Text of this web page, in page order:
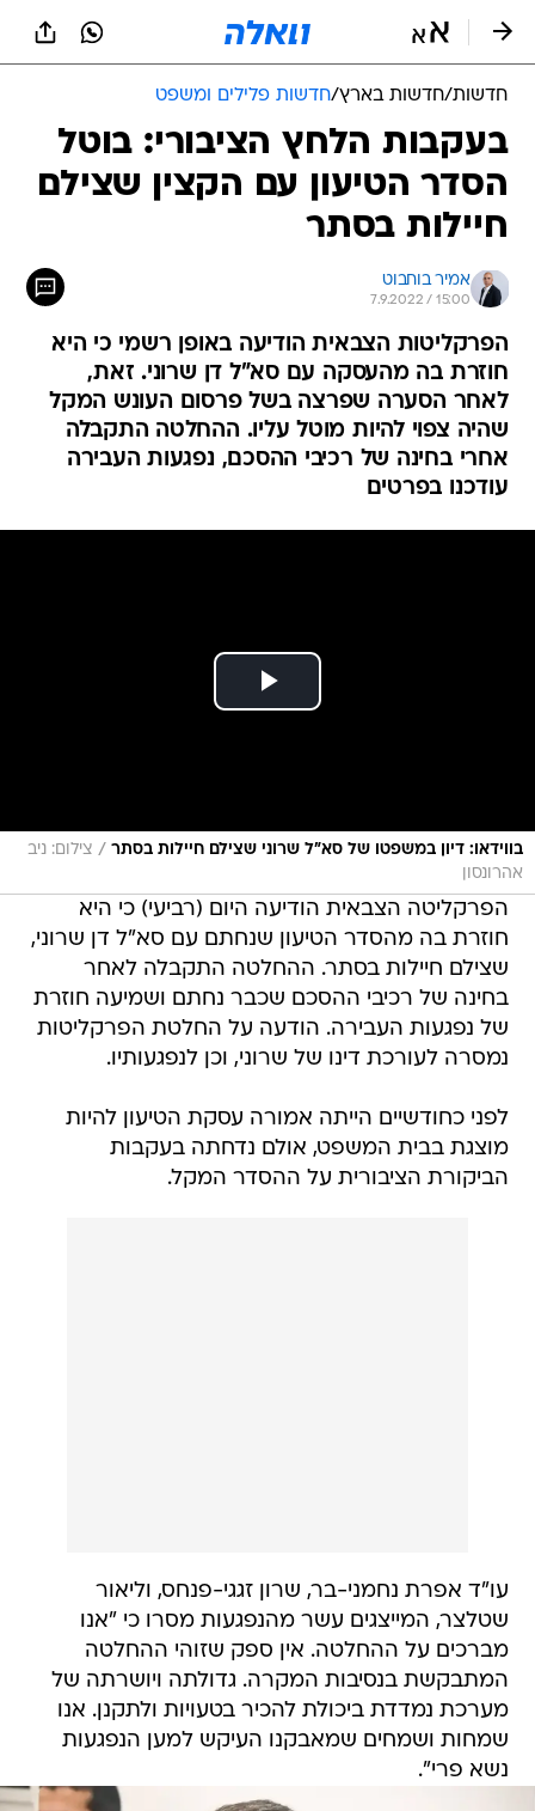
חדשות/חדשות בארץ/חדשות פלילים ומשפט
בעקבות הלחץ הציבורי: בוטל
הסדר הטיעון עם הקצין שצילם
חיילות בסתר
אמיר בוחבוט
7.9.2022 / 15:00
הפרקליטות הצבאית הודיעה באופן רשמי כי היא
חוזרת בה מהעסקה עם סא"ל דן שרוני. זאת,
לאחר הסערה שפרצה בשל פרסום העונש המקל
שהיה צפוי להיות מוטל עליו. ההחלטה התקבלה
אחרי בחינה של רכיבי ההסכם, נפגעות העבירה
עודכנו בפרטים
בווידאו: דיון במשפטו של סא"ל שרוני שצילם חיילות בסתר / צילום: ניב
אהרונסון
הפרקליטה הצבאית הודיעה היום (רביעי) כי היא
חוזרת בה מהסדר הטיעון שנחתם עם סא"ל דן שרוני,
שצילם חיילות בסתר. ההחלטה התקבלה לאחר
בחינה של רכיבי ההסכם שכבר נחתם ושמיעה חוזרת
של נפגעות העבירה. הודעה על החלטת הפרקליטות
נמסרה לעורכת דינו של שרוני, וכן לנפגעותיו.
לפני כחודשיים הייתה אמורה עסקת הטיעון להיות
מוצגת בבית המשפט, אולם נדחתה בעקבות
הביקורת הציבורית על ההסדר המקל.
עו"ד אפרת נחמני-בר, שרון זגגי-פנחס, וליאור
שטלצר, המייצגים עשר מהנפגעות מסרו כי "אנו
מברכים על ההחלטה. אין ספק שזוהי ההחלטה
המתבקשת בנסיבות המקרה. גדולתה ויושרתה של
מערכת נמדדת ביכולת להכיר בטעויות ולתקנן. אנו
שמחות ושמחים שמאבקנו העיקש למען הנפגעות
נשא פרי".